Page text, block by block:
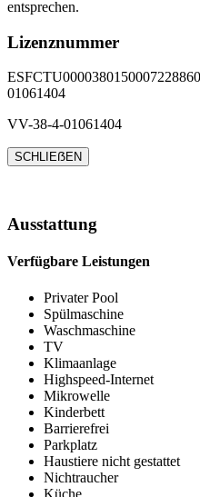
entsprechen.
Lizenznummer
01061404
VV-38-4-01061404
SCHLIEẞEN
Ausstattung
Verfügbare Leistungen
Privater Pool
Spülmaschine
Waschmaschine
TV
Klimaanlage
Highspeed-Internet
Mikrowelle
Kinderbett
Barrierefrei
Parkplatz
Haustiere nicht gestattet
Nichtraucher
Küche